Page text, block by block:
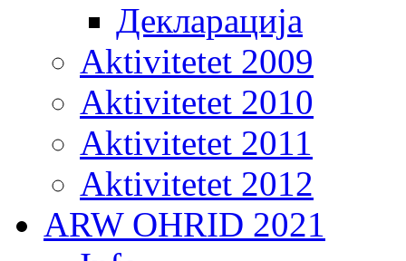
Декларација
Aktivitetet 2009
Aktivitetet 2010
Aktivitetet 2011
Aktivitetet 2012
ARW OHRID 2021